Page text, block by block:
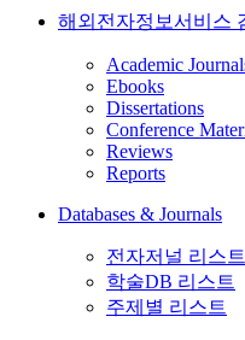
해외전자정보서비스
Academic
Ebooks
Dissertations
Conference
Reviews
Reports
Databases & Journals
전자저널 리스트
학술DB 리스트
주제별 리스트